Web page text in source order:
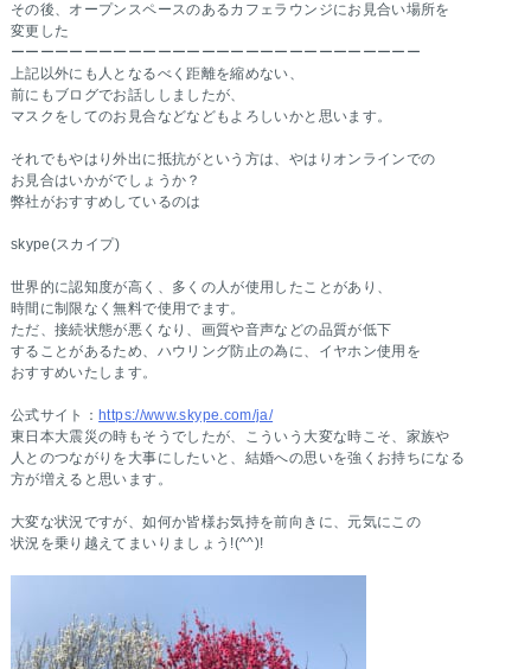
その後、オープンスペースのあるカフェラウンジにお見合い場所を
変更した
ーーーーーーーーーーーーーーーーーーーーーーーーーーーー
上記以外にも人となるべく距離を縮めない、
前にもブログでお話ししましたが、
マスクをしてのお見合などなどもよろしいかと思います。
それでもやはり外出に抵抗がという方は、やはりオンラインでの
お見合はいかがでしょうか？
弊社がおすすめしているのは
skype(スカイプ)
世界的に認知度が高く、多くの人が使用したことがあり、
時間に制限なく無料で使用でます。
ただ、接続状態が悪くなり、画質や音声などの品質が低下
することがあるため、ハウリング防止の為に、イヤホン使用を
おすすめいたします。
公式サイト： https://www.skype.com/ja/
東日本大震災の時もそうでしたが、こういう大変な時こそ、家族や
人とのつながりを大事にしたいと、結婚への思いを強くお持ちになる
方が増えると思います。
大変な状況ですが、如何か皆様お気持を前向きに、元気にこの
状況を乗り越えてまいりましょう!(^^)!